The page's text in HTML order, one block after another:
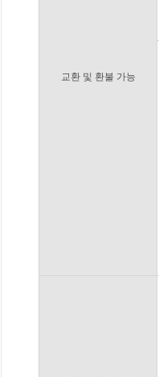
교환 및 환불 가능